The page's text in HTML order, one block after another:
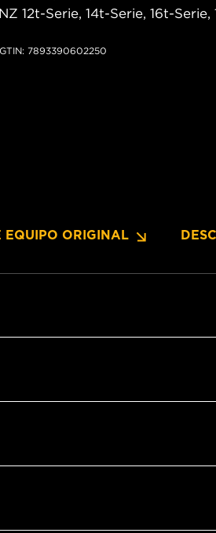
12t-Serie, 14t-Serie, 16t-
7893390602250
EQUIPO ORIGINAL